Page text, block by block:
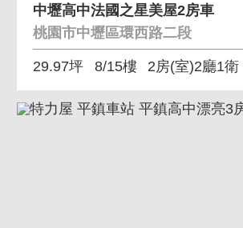
中壢高中法國之星美屋2房車
桃園市中壢區環西路二段
29.97坪 8/15樓 2房(室)2廳1衛